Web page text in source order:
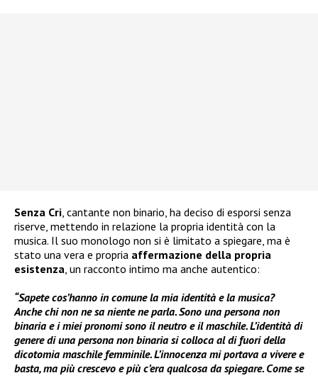
Senza Cri , cantante non binario, ha deciso di esporsi senza
riserve, mettendo in relazione la propria identità con la
musica. Il suo monologo non si è limitato a spiegare, ma è
stato una vera e propria affermazione della propria
esistenza , un racconto intimo ma anche autentico:
“Sapete cos’hanno in comune la mia identità e la musica?
Anche chi non ne sa niente ne parla. Sono una persona non
binaria e i miei pronomi sono il neutro e il maschile. L’identità di
genere di una persona non binaria si colloca al di fuori della
dicotomia maschile femminile. L’innocenza mi portava a vivere e
basta, ma più crescevo e più c’era qualcosa da spiegare. Come se